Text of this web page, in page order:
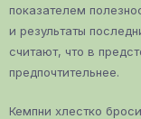
показателем
и результаты
считают, что в
предпочтительнее.
Кемпни хлестко